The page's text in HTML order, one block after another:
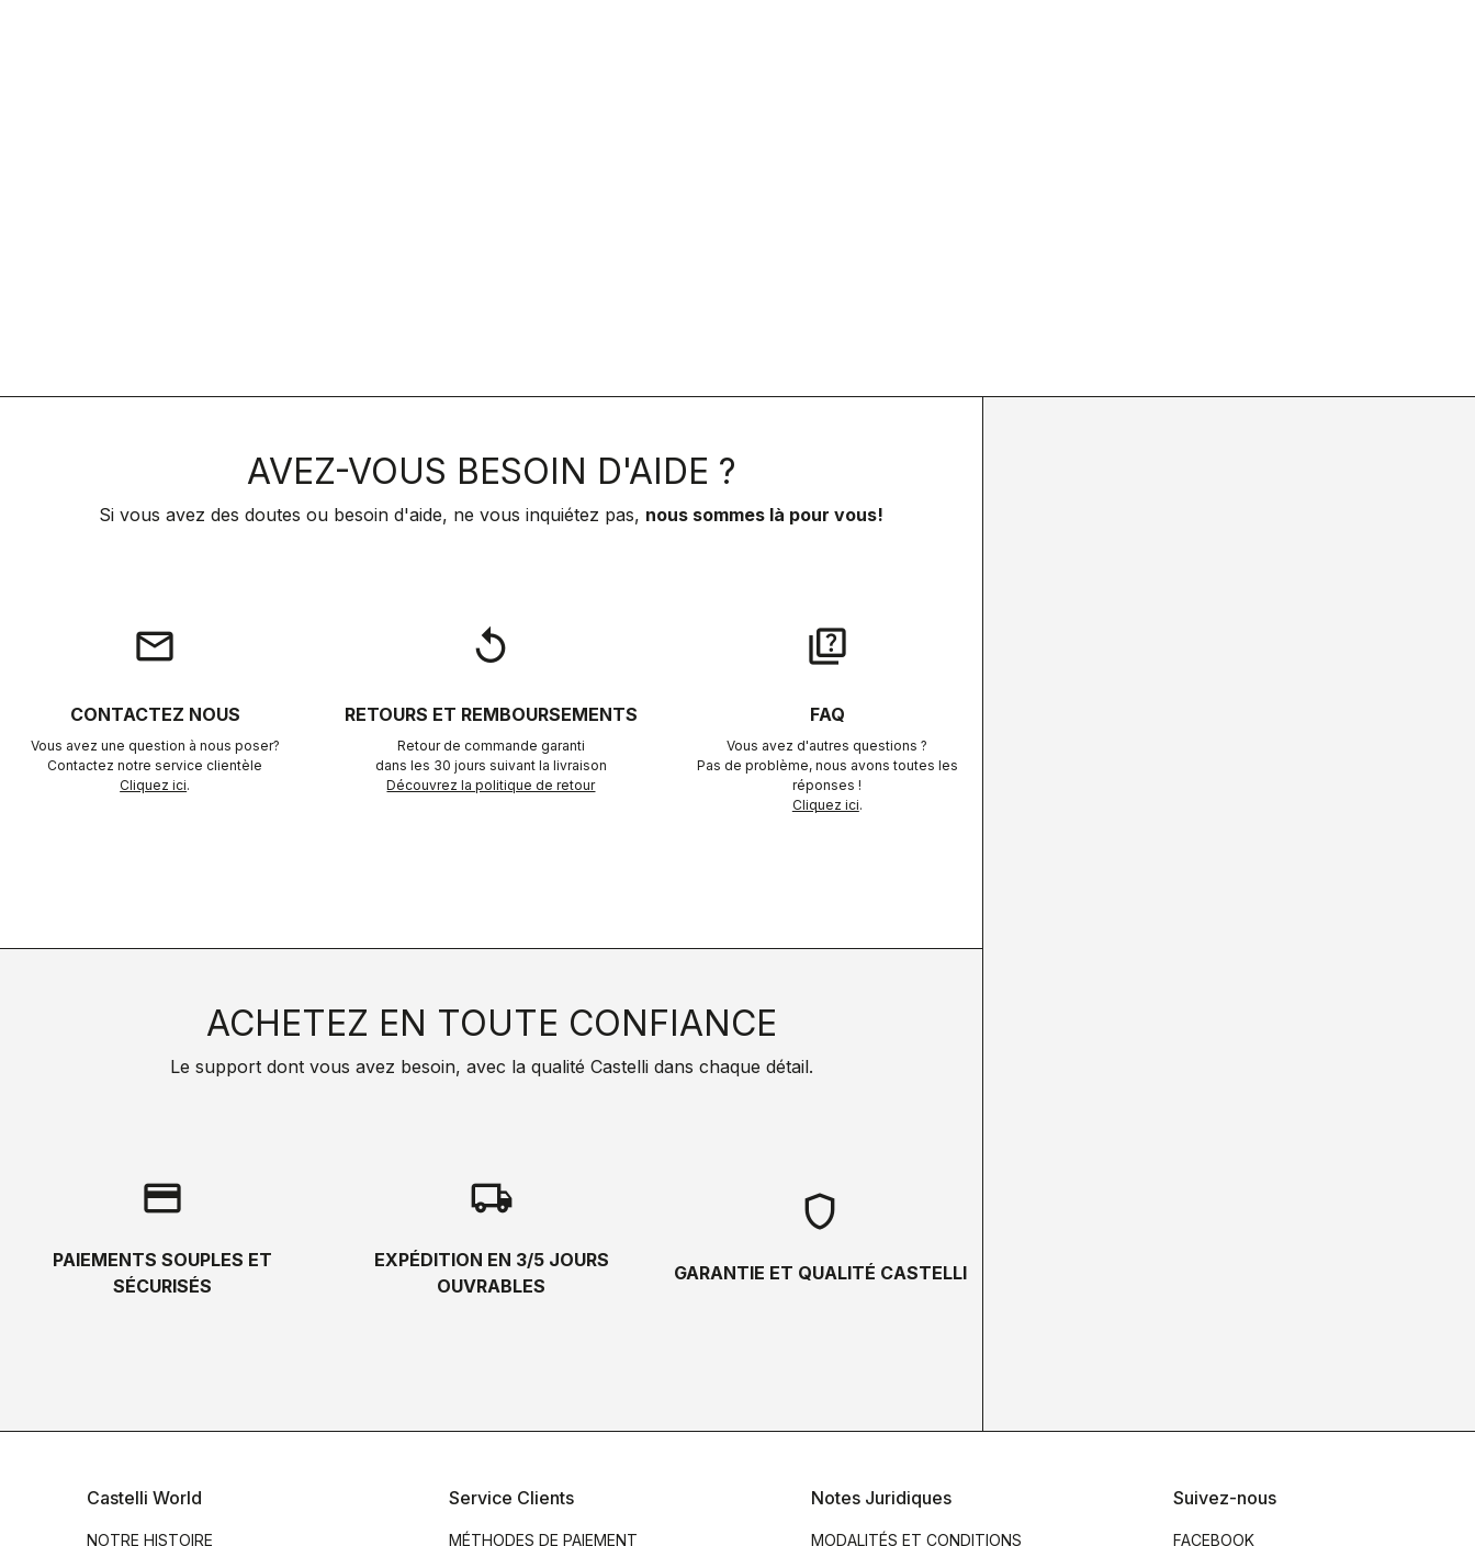
AVEZ-VOUS BESOIN D'AIDE ?
Si vous avez des doutes ou besoin d'aide, ne vous inquiétez pas, nous sommes là pour vous!
email
CONTACTEZ NOUS
Vous avez une question à nous poser?
Contactez notre service clientèle
Cliquez ici.
replay
RETOURS ET REMBOURSEMENTS
Retour de commande garanti
dans les 30 jours suivant la livraison
Découvrez la politique de retour
quiz
FAQ
Vous avez d'autres questions ?
Pas de problème, nous avons toutes les
réponses !
Cliquez ici.
ACHETEZ EN TOUTE CONFIANCE
Le support dont vous avez besoin, avec la qualité Castelli dans chaque détail.
credit_card
PAIEMENTS SOUPLES ET
SÉCURISÉS
local_shipping
EXPÉDITION EN 3/5 JOURS
OUVRABLES
shield
GARANTIE ET QUALITÉ CASTELLI
Castelli World
NOTRE HISTOIRE
Service Clients
MÉTHODES DE PAIEMENT
Notes Juridiques
MODALITÉS ET CONDITIONS
Suivez-nous
FACEBOOK